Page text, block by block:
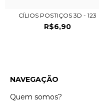
CÍLIOS POSTIÇOS 3D - 123
R$6,90
NAVEGAÇÃO
Quem somos?